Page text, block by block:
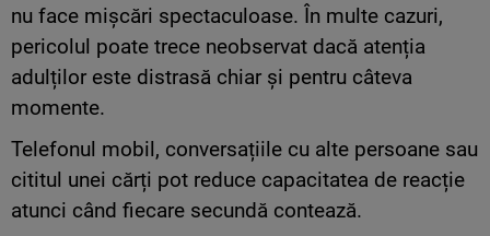
nu face mișcări spectaculoase. În multe cazuri,
pericolul poate trece neobservat dacă atenția
adulților este distrasă chiar și pentru câteva
momente.
Telefonul mobil, conversațiile cu alte persoane sau
cititul unei cărți pot reduce capacitatea de reacție
atunci când fiecare secundă contează.